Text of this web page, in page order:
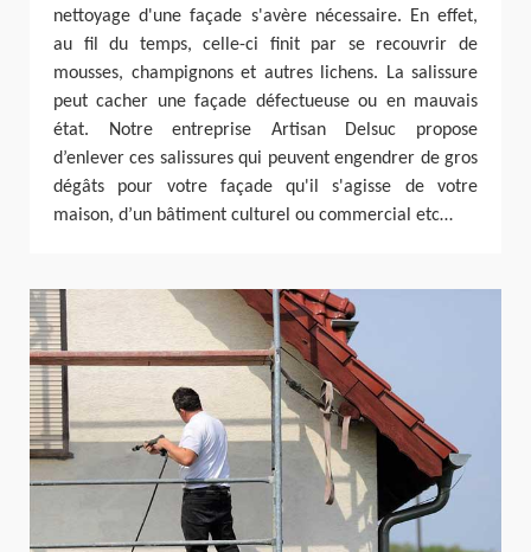
nettoyage d'une façade s'avère nécessaire. En effet,
au fil du temps, celle-ci finit par se recouvrir de
mousses, champignons et autres lichens. La salissure
peut cacher une façade défectueuse ou en mauvais
état. Notre entreprise Artisan Delsuc propose
d’enlever ces salissures qui peuvent engendrer de gros
dégâts pour votre façade qu'il s'agisse de votre
maison, d’un bâtiment culturel ou commercial etc…